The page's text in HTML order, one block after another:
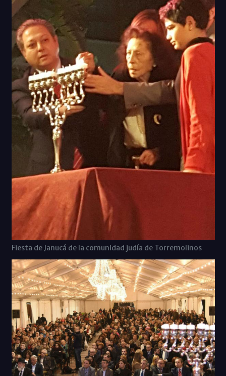
Fiesta de Janucá de la comunidad judía de Torremolinos